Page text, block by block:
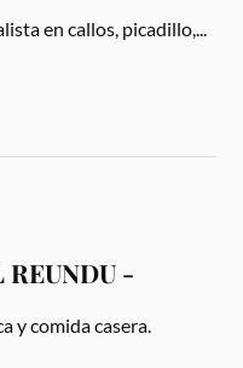
en callos, picadillo,...
-
y comida casera.